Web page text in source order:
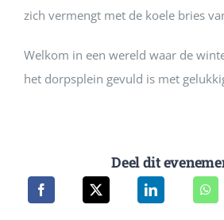
zich vermengt met de koele bries
Welkom in een wereld waar de
het dorpsplein gevuld is met
Deel dit